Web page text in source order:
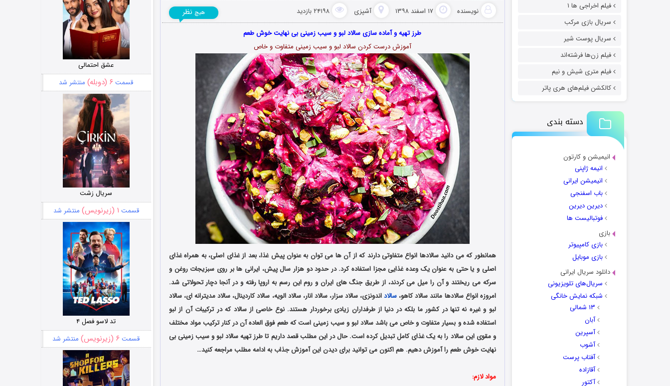
فیلم اخراجی ها ۱
سریال بازی مرکب
سریال پوست شیر
فیلم زن‌ها فرشته‌اند
فیلم متری شیش و نیم
کالکشن فیلم‌های هری پاتر
دسته بندی
انیمیشن و کارتون
انیمه ژاپنی
انیمیشن ایرانی
باب اسفنجی
دیرین دیرین
فوتبالیست ها
بازی
بازی کامپیوتر
بازی موبایل
دانلود سریال ایرانی
سریال‌های تلویزیونی
شبکه نمایش خانگی
۱۳ شمالی
آبان
آسپرین
آشوب
آفتاب پرست
آقازاده
آکتور
نویسنده ۱۷ اسفند ۱۳۹۸ آشپزی ۲۴۱۹۸ بازدید هیچ نظر
طرز تهیه و آماده سازی سالاد لبو و سیب زمینی بی نهایت خوش طعم
آموزش درست کردن سالاد لبو و سیب زمینی متفاوت و خاص
همانطور که می دانید سالادها انواع متفاوتی دارند که از آن ها می توان به عنوان پیش غذا، بعد از غذای اصلی، به همراه غذای
اصلی و یا حتی به عنوان یک وعده غذایی مجزا استفاده کرد. در حدود دو هزار سال پیش، ایرانی‌ ها بر روی سبزیجات روغن و
سرکه می ریختند و آن را میل می ‌کردند، از طریق جنگ‌ های ایران و روم این رسم به اروپا رفته و در آنجا دچار تحولاتی شد.
امروزه انواع سالادها مانند سالاد کاهو، سالاداندونزی، سالاد سزار، سالاد انار، سالاد الویه، سالاد کاردینال، سالاد مدیترانه ای، سالاد
لبو و غیره نه تنها در کشور ما بلکه در دنیا از طرفداران زیادی برخوردار هستند. نوع خاصی از سالاد که در ترکیبات آن از لبو
استفاده شده و بسیار متفاوت و خاص می باشد سالاد لبو و سیب زمینی است که طعم فوق العاده آن در کنار ترکیب مواد مختلف
و مقوی این سالاد را به یک غذای کامل تبدیل کرده است. حال در این مطلب قصد داریم تا طرز تهیه سالاد لبو و سیب زمینی بی
نهایت خوش طعم را آموزش دهیم. هم اکنون می توانید برای دیدن این آموزش جذاب به ادامه مطلب مراجعه کنید…
مواد لازم:
عشق احتمالی
قسمت ۶ (دوبله) منتشر شد
سریال زشت
قسمت ۱ (زیرنویس) منتشر شد
تد لاسو فصل ۴
قسمت ۶ (زیرنویس) منتشر شد